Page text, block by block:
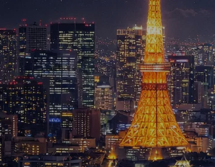
記事カテゴリー
ブログ
スポーツ